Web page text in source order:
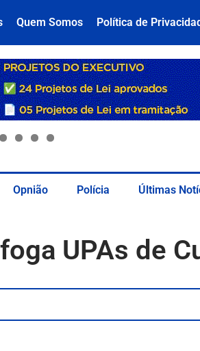
Quem Somos Política de
Opnião Polícia Últimas
UPAs de